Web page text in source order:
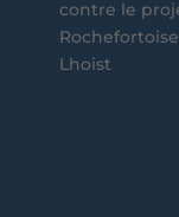
contre le
Lhoist